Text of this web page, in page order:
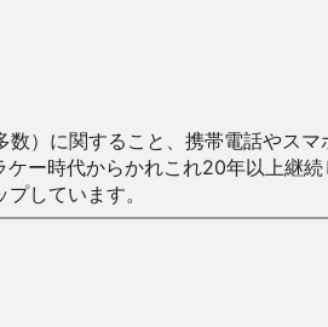
）に関すること、携帯電話やス
ケー時代からかれこれ20年以上
しています。